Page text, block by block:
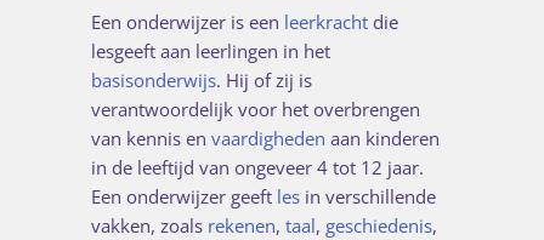
Een onderwijzer is een leerkracht die
lesgeeft aan leerlingen in het
basisonderwijs. Hij of zij is
verantwoordelijk voor het overbrengen
van kennis en vaardigheden aan kinderen
in de leeftijd van ongeveer 4 tot 12 jaar.
Een onderwijzer geeft les in verschillende
vakken, zoals rekenen, taal, geschiedenis,